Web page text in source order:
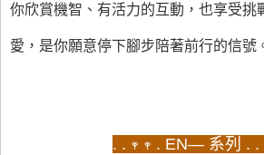
你欣賞機智、有活力的互動，也享受挑
愛，是你願意停下腳步陪著前行的信號
. . 𖥧 𖥧 . EN— 系列 . .